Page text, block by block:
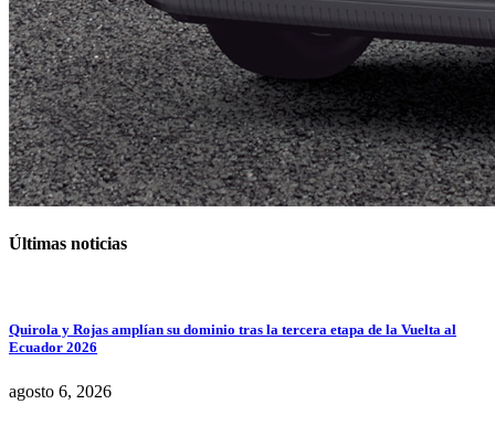
Últimas noticias
Quirola y Rojas amplían su dominio tras la tercera etapa de la Vuelta al
Ecuador 2026
agosto 6, 2026